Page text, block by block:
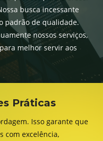
busca incessante
padrão de qualidade.
nossos serviços,
melhor servir aos
Práticas
Isso garante que
com excelência,